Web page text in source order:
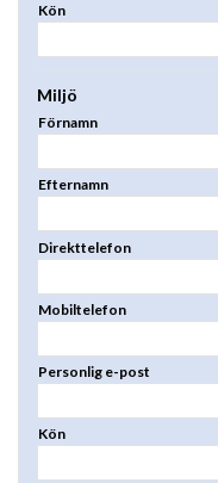
Kön
Miljö
Förnamn
Efternamn
Direkttelefon
Mobiltelefon
Personlig e-post
Kön